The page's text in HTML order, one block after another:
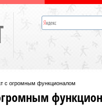
с огромным функционалом